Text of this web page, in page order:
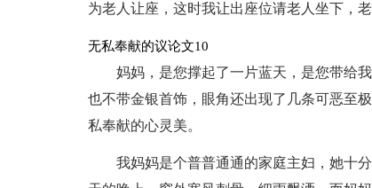
为老人让座，这时我让出座位请老人坐下，
无私奉献的议论文10
妈妈，是您撑起了一片蓝天，是您带给
也不带金银首饰，眼角还出现了几条可恶至
私奉献的心灵美。
我妈妈是个普普通通的家庭主妇，她十